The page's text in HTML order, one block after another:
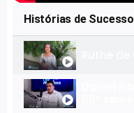
Histórias de Sucesso
Ruthe